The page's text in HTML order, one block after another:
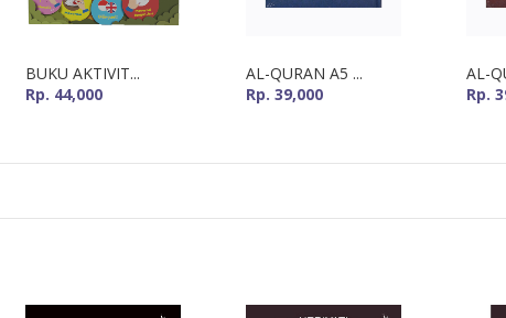
BUKU AKTIVIT...
Rp. 44,000
AL-QURAN A5 ...
Rp. 39,000
AL-
Rp.